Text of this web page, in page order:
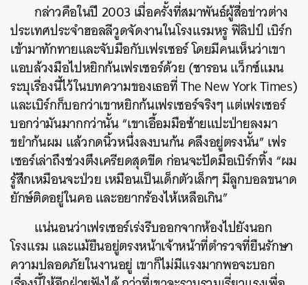
กล่าวคือในปี 2003 เมื่อครั้งที่สมาพันธ์ผู้สื่อข่าวต่าง
ประเทศประจำฮอลลีวูดจัดงานในโรงแรมหรู ฟิลิปป์ เบิร์ก
เข้ามาทักทายและจับมือกับเฟรเซอร์ โดยมีคนเห็นว่าเขา
แอบล้วงมือไปหยิกก้นเฟรเซอร์ด้วย (ชารอน แว็กซ์แมน
ระบุเรื่องนี้ไว้ในบทความของเธอที่ The New York Times)
และเบิร์กก็บอกว่าเขาหยิกก้นเฟรเซอร์จริงๆ แต่เฟรเซอร์
บอกว่ามันมากกว่านั้น “เขาเอื้อมมือซ้ายแปะป่ายลงมา
ขยำก้นผม แล้วกดนิ้วหนึ่งลงบนก้น คลึงอยู่ตรงนั้น” เฟร
เซอร์เล่าถึงช่วงตึงเครียดสุดขีด ก่อนจะปัดมือเบิร์กทิ้ง “ผม
รู้สึกเหมือนจะป่วย เหมือนเป็นเด็กตัวเล็กๆ มีลูกบอลขนาด
ยักษ์ติดอยู่ในคอ และอยากร้องไห้เหลือเกิน”
แน่นอนว่าเฟรเซอร์เร่งรีบออกจากห้องไปยังนอก
โรงแรม และแม้ยืนอยู่ตรงหน้าเจ้าหน้าที่ตำรวจที่ยืนรักษา
ความปลอดภัยในงานอยู่ เขาก็ไม่มีแรงมากพอจะบอก